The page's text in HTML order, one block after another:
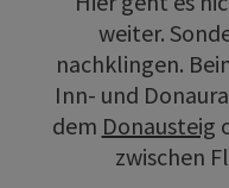
weiter.
nachklingen.
Inn- und
dem Donausteig
zwischen